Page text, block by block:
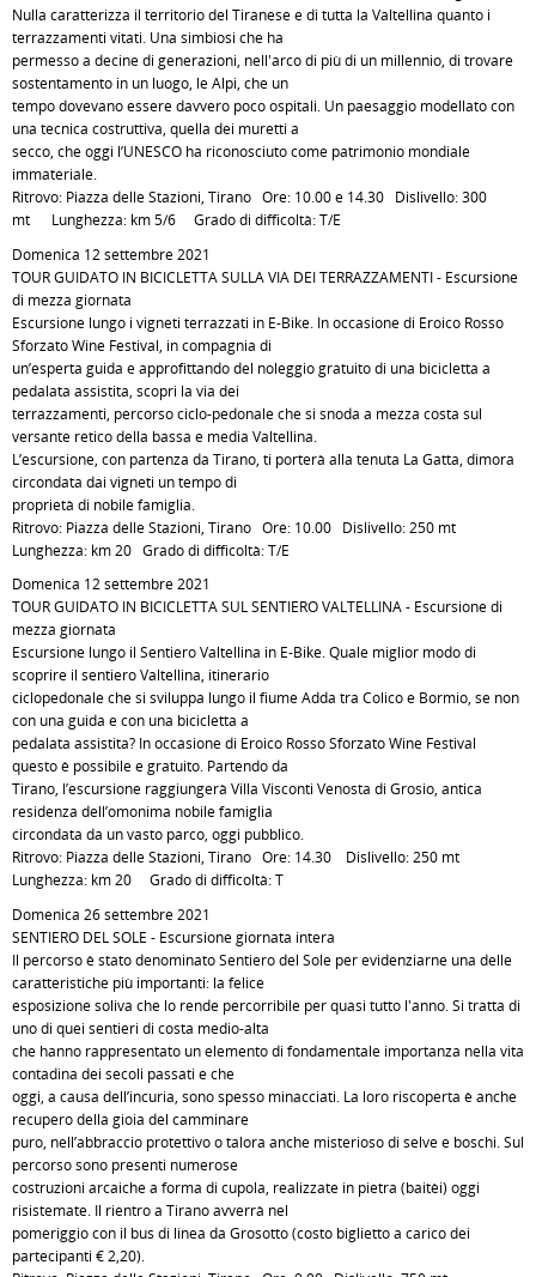
Nulla caratterizza il territorio del Tiranese e di tutta la Valtellina quanto i
terrazzamenti vitati. Una simbiosi che ha
permesso a decine di generazioni, nell'arco di più di un millennio, di trovare
sostentamento in un luogo, le Alpi, che un
tempo dovevano essere davvero poco ospitali. Un paesaggio modellato con
una tecnica costruttiva, quella dei muretti a
secco, che oggi l’UNESCO ha riconosciuto come patrimonio mondiale
immateriale.
Ritrovo: Piazza delle Stazioni, Tirano Ore: 10.00 e 14.30 Dislivello: 300
mt Lunghezza: km 5/6 Grado di difficoltà: T/E
Domenica 12 settembre 2021
TOUR GUIDATO IN BICICLETTA SULLA VIA DEI TERRAZZAMENTI - Escursione
di mezza giornata
Escursione lungo i vigneti terrazzati in E-Bike. In occasione di Eroico Rosso
Sforzato Wine Festival, in compagnia di
un’esperta guida e approfittando del noleggio gratuito di una bicicletta a
pedalata assistita, scopri la via dei
terrazzamenti, percorso ciclo-pedonale che si snoda a mezza costa sul
versante retico della bassa e media Valtellina.
L’escursione, con partenza da Tirano, ti porterà alla tenuta La Gatta, dimora
circondata dai vigneti un tempo di
proprietà di nobile famiglia.
Ritrovo: Piazza delle Stazioni, Tirano Ore: 10.00 Dislivello: 250 mt
Lunghezza: km 20 Grado di difficoltà: T/E
Domenica 12 settembre 2021
TOUR GUIDATO IN BICICLETTA SUL SENTIERO VALTELLINA - Escursione di
mezza giornata
Escursione lungo il Sentiero Valtellina in E-Bike. Quale miglior modo di
scoprire il sentiero Valtellina, itinerario
ciclopedonale che si sviluppa lungo il fiume Adda tra Colico e Bormio, se non
con una guida e con una bicicletta a
pedalata assistita? In occasione di Eroico Rosso Sforzato Wine Festival
questo è possibile e gratuito. Partendo da
Tirano, l’escursione raggiungerà Villa Visconti Venosta di Grosio, antica
residenza dell’omonima nobile famiglia
circondata da un vasto parco, oggi pubblico.
Ritrovo: Piazza delle Stazioni, Tirano Ore: 14.30 Dislivello: 250 mt
Lunghezza: km 20 Grado di difficoltà: T
Domenica 26 settembre 2021
SENTIERO DEL SOLE - Escursione giornata intera
Il percorso è stato denominato Sentiero del Sole per evidenziarne una delle
caratteristiche più importanti: la felice
esposizione soliva che lo rende percorribile per quasi tutto l'anno. Si tratta di
uno di quei sentieri di costa medio-alta
che hanno rappresentato un elemento di fondamentale importanza nella vita
contadina dei secoli passati e che
oggi, a causa dell’incuria, sono spesso minacciati. La loro riscoperta è anche
recupero della gioia del camminare
puro, nell’abbraccio protettivo o talora anche misterioso di selve e boschi. Sul
percorso sono presenti numerose
costruzioni arcaiche a forma di cupola, realizzate in pietra (baitèi) oggi
risistemate. Il rientro a Tirano avverrà nel
pomeriggio con il bus di linea da Grosotto (costo biglietto a carico dei
partecipanti € 2,20).